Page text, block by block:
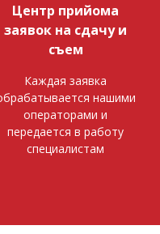
Центр прийома
заявок на сдачу и
съем
Каждая заявка
нашими
операторами и
передается в работу
специалистам